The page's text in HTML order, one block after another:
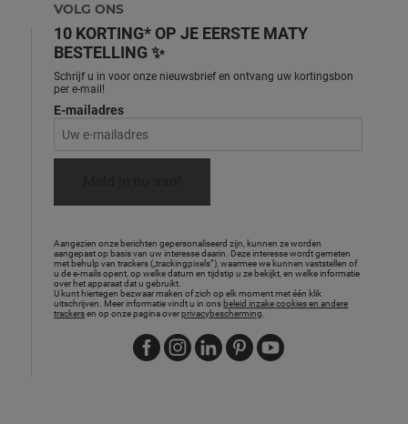
VOLG ONS
10 KORTING* OP JE EERSTE MATY
BESTELLING ✨
Schrijf u in voor onze nieuwsbrief en ontvang uw kortingsbon
per e-mail!
E-mailadres
Aangezien onze berichten gepersonaliseerd zijn, kunnen ze worden
aangepast op basis van uw interesse daarin. Deze interesse wordt gemeten
met behulp van trackers („trackingpixels”), waarmee we kunnen vaststellen of
u de e-mails opent, op welke datum en tijdstip u ze bekijkt, en welke informatie
over het apparaat dat u gebruikt.
U kunt hiertegen bezwaar maken of zich op elk moment met één klik
uitschrijven. Meer informatie vindt u in ons beleid inzake cookies en andere
trackersen op onze pagina overprivacybescherming